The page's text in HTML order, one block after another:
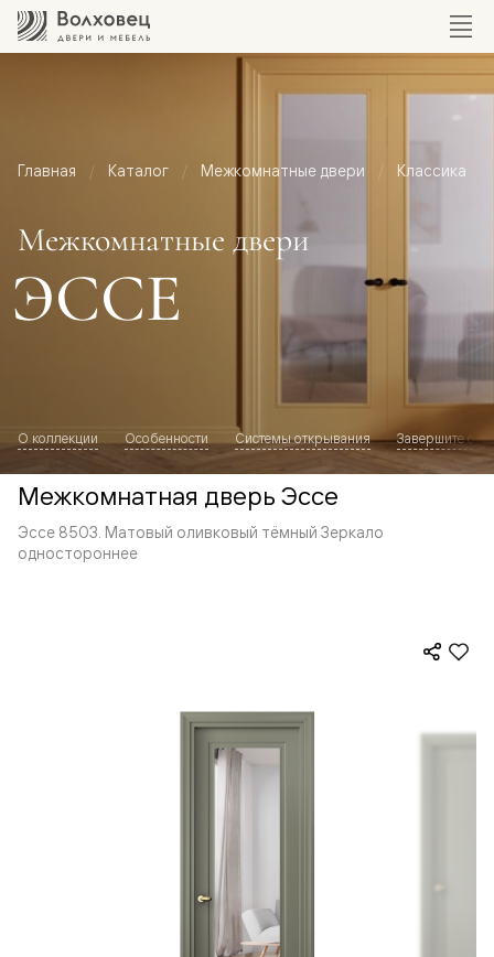
Главная Каталог Межкомнатные двери Классика
Межкомнатные двери
ЭССЕ
О коллекции Особенности Системы открывания Завершите
Межкомнатная дверь Эссе
Эссе 8503. Матовый оливковый тёмный Зеркало
одностороннее